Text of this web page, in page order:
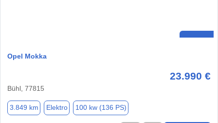
Opel Mokka
23.990 €
Bühl, 77815
3.849 km Elektro 100 kw (136 PS)